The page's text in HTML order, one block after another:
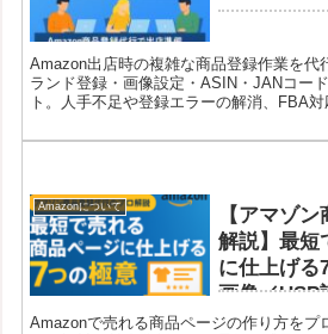
Amazon出店時の複雑な商品登録作業を代
ランド登録・画像設定・ASIN・JANコー
ト。人手不足や登録エラーの解消、FBA
Amazonについて
【アマゾ
解説】最短
に仕上げる
画像／USP
Amazonで売れる商品ページの作り方をプ